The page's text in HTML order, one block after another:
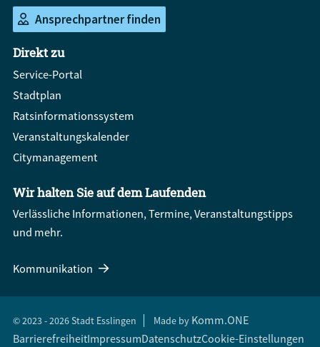
Ansprechpartner finden
Direkt zu
Service-Portal
Stadtplan
Ratsinformationssystem
Veranstaltungskalender
Citymanagement
Wir halten Sie auf dem Laufenden
Verlässliche Informationen, Termine, Veranstaltungstipps
und mehr.
Kommunikation
© 2023 - 2026 Stadt Esslingen Made by Komm.ONE
BarrierefreiheitImpressumDatenschutzCookie-Einstellungen